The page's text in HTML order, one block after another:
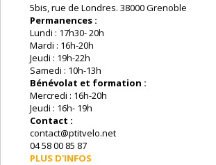
5bis, rue de Londres. 38000 Grenoble
Permanences :
Lundi : 17h30- 20h
Mardi : 16h-20h
Jeudi : 19h-22h
Samedi : 10h-13h
Bénévolat et formation :
Mercredi : 16h-20h
Jeudi : 16h- 19h
Contact :
contact@ptitvelo.net
04 58 00 85 87
PLUS D'INFOS